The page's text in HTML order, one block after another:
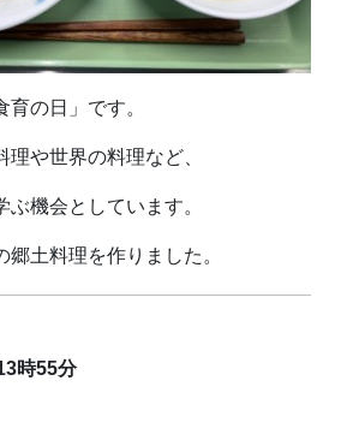
の日」です。
理や世界の料理など、
機会としています。
土料理を作りました。
時55分